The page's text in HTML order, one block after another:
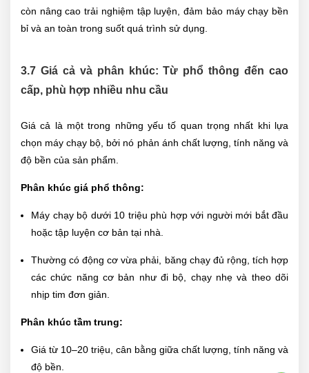
còn nâng cao trải nghiệm tập luyện, đảm bảo máy chạy bền
bỉ và an toàn trong suốt quá trình sử dụng.
3.7 Giá cả và phân khúc: Từ phổ thông đến cao
cấp, phù hợp nhiều nhu cầu
Giá cả là một trong những yếu tố quan trọng nhất khi lựa
chọn máy chạy bộ, bởi nó phản ánh chất lượng, tính năng và
độ bền của sản phẩm.
Phân khúc giá phổ thông:
Máy chạy bộ dưới 10 triệu phù hợp với người mới bắt đầu
hoặc tập luyện cơ bản tại nhà.
Thường có động cơ vừa phải, băng chạy đủ rộng, tích hợp
các chức năng cơ bản như đi bộ, chạy nhẹ và theo dõi
nhịp tim đơn giản.
Phân khúc tầm trung:
Giá từ 10–20 triệu, cân bằng giữa chất lượng, tính năng và
độ bền.